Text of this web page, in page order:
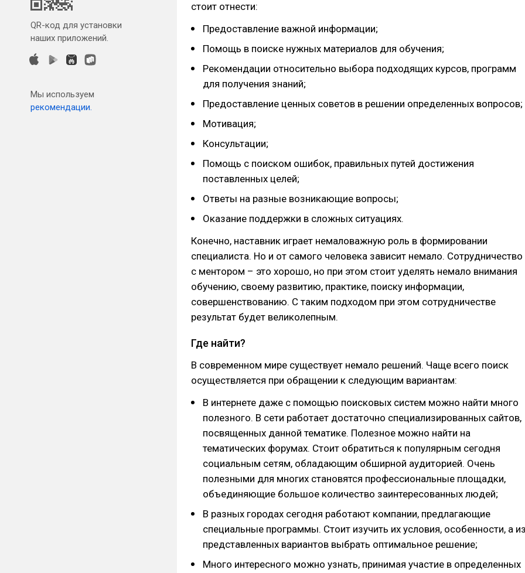
QR-код для установки
наших приложений.
Мы используем
рекомендации.
стоит отнести:
Предоставление важной информации;
Помощь в поиске нужных материалов для обучения;
Рекомендации относительно выбора подходящих курсов, программ
для получения знаний;
Предоставление ценных советов в решении определенных вопросов;
Мотивация;
Консультации;
Помощь с поиском ошибок, правильных путей достижения
поставленных целей;
Ответы на разные возникающие вопросы;
Оказание поддержки в сложных ситуациях.
Конечно, наставник играет немаловажную роль в формировании
специалиста. Но и от самого человека зависит немало. Сотрудничество
с ментором – это хорошо, но при этом стоит уделять немало внимания
обучению, своему развитию, практике, поиску информации,
совершенствованию. С таким подходом при этом сотрудничестве
результат будет великолепным.
Где найти?
В современном мире существует немало решений. Чаще всего поиск
осуществляется при обращении к следующим вариантам:
В интернете даже с помощью поисковых систем можно найти много
полезного. В сети работает достаточно специализированных сайтов,
посвященных данной тематике. Полезное можно найти на
тематических форумах. Стоит обратиться к популярным сегодня
социальным сетям, обладающим обширной аудиторией. Очень
полезными для многих становятся профессиональные площадки,
объединяющие большое количество заинтересованных людей;
В разных городах сегодня работают компании, предлагающие
специальные программы. Стоит изучить их условия, особенности, а
представленных вариантов выбрать оптимальное решение;
Много интересного можно узнать, принимая участие в определенных